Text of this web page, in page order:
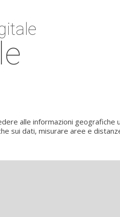
alle informazioni geografiche
sui dati, misurare aree e